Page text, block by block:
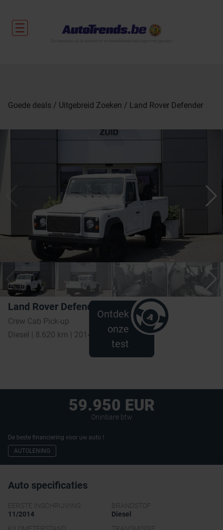
Goede deals Uitgebreid Zoeken Land Rover Defender
Land Rover Defender
Crew Cab Pick-up
Diesel | 8.620 km | 2014
Ontdek
onze
test
59.950 EUR
Oninbare btw
De beste financiering voor uw auto !
AUTOLENING
Auto specificaties
EERSTE INSCHRIJVING
11/2014
BRANDSTOF
Diesel